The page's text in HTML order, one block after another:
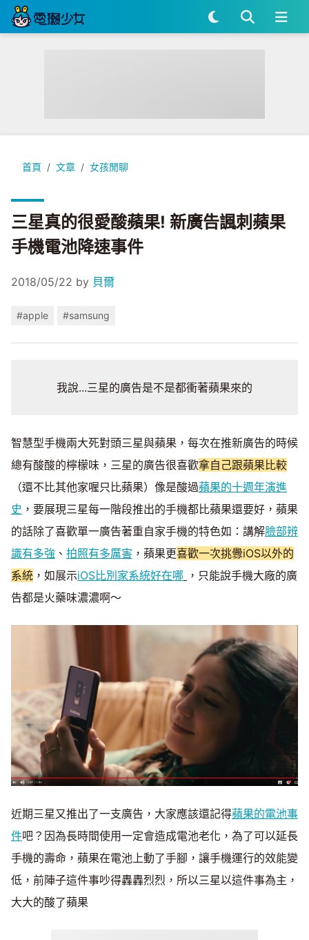
首頁 文章 女孩閒聊
三星真的很愛酸蘋果! 新廣告諷刺蘋果手機電池降速事件
三星真的很愛酸蘋果! 新廣告諷刺蘋果
手機電池降速事件
2018/05/22 by 貝爾
#apple #samsung
我說...三星的廣告是不是都衝著蘋果來的
智慧型手機兩大死對頭三星與蘋果，每次在推新廣告的時候
總有酸酸的檸檬味，三星的廣告很喜歡拿自己跟蘋果比較
（還不比其他家喔只比蘋果）像是酸過蘋果的十週年演進
史 ，要展現三星每一階段推出的手機都比蘋果還要好，蘋果
的話除了喜歡單一廣告著重自家手機的特色如：講解臉部辨
識有多強 、 拍照有多厲害 ，蘋果更喜歡一次挑釁iOS以外的
系統 ，如展示iOS比別家系統好在哪 ，只能說手機大廠的廣
告都是火藥味濃濃啊～
近期三星又推出了一支廣告，大家應該還記得蘋果的電池事
件吧？因為長時間使用一定會造成電池老化，為了可以延長
手機的壽命，蘋果在電池上動了手腳，讓手機運行的效能變
低，前陣子這件事吵得轟轟烈烈，所以三星以這件事為主，
大大的酸了蘋果